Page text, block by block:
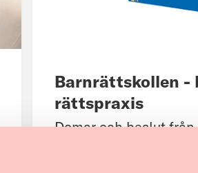
Barnrättskollen -
rättspraxis
Domar och beslut
JO där